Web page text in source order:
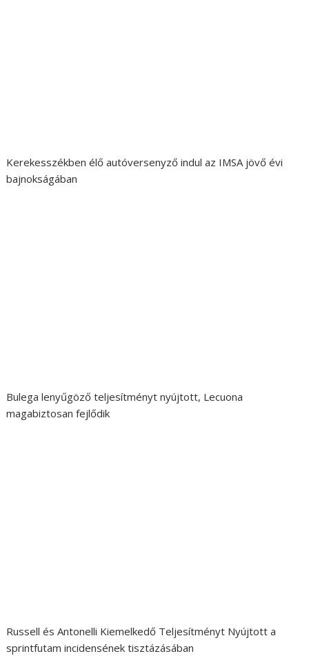
Kerekesszékben élő autóversenyző indul az IMSA jövő évi
bajnokságában
Bulega lenyűgöző teljesítményt nyújtott, Lecuona
magabiztosan fejlődik
Russell és Antonelli Kiemelkedő Teljesítményt Nyújtott a
sprintfutam incidensének tisztázásában